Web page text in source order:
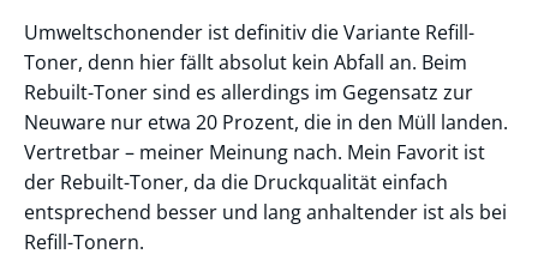
Umweltschonender ist definitiv die Variante Refill-
Toner, denn hier fällt absolut kein Abfall an. Beim
Rebuilt-Toner sind es allerdings im Gegensatz zur
Neuware nur etwa 20 Prozent, die in den Müll landen.
Vertretbar – meiner Meinung nach. Mein Favorit ist
der Rebuilt-Toner, da die Druckqualität einfach
entsprechend besser und lang anhaltender ist als bei
Refill-Tonern.